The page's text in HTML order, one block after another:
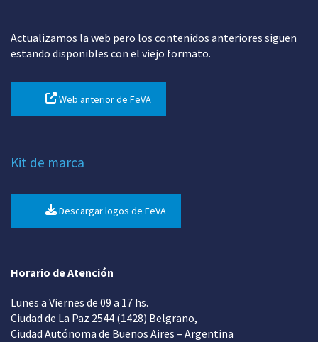
Actualizamos la web pero los contenidos anteriores siguen
estando disponibles con el viejo formato.
Web anterior de FeVA
Kit de marca
Descargar logos de FeVA
Horario de Atención
Lunes a Viernes de 09 a 17 hs.
Ciudad de La Paz 2544 (1428) Belgrano,
Ciudad Autónoma de Buenos Aires – Argentina